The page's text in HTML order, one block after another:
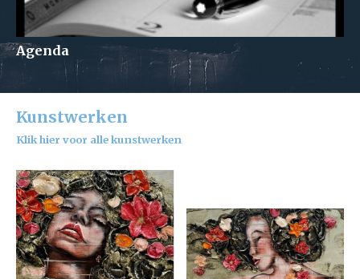
Agenda
Kunstwerken
Klik hier voor alle kunstwerken